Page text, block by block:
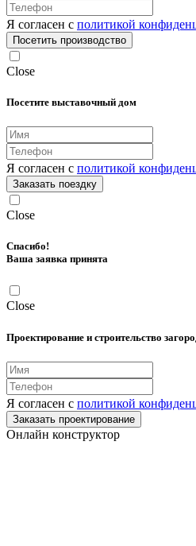
Я согласен с политикой
Посетить производство
Close
Посетите выставочный дом
Я согласен с политикой
Заказать поездку
Close
Спасибо!
Ваша заявка принята
Close
Проектирование и строительство
Я согласен с политикой
Заказать проектирование
Онлайн конструктор